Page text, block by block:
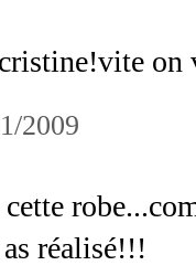
on
2009
réalisé!!!